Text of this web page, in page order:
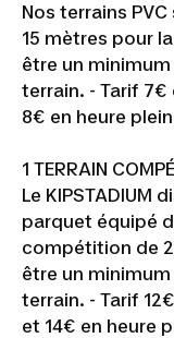
Nos terrains
15 mètres pour
être un
terrain. - Tarif 7€
8€ en heure
1 TERRAIN
Le KIPSTADIUM
parquet équipé
compétition de
être un
terrain. - Tarif
et 14€ en heure